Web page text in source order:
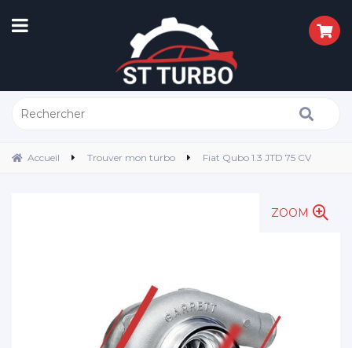
Accueil Trouver mon turbo Fiat Qubo 1.3 JTD 75 CV
ZOOM